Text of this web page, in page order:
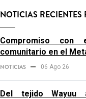
NOTICIAS RECIENTES
Compromiso con
comunitario en el
NOTICIAS 06 Ago 26
Del tejido Wayuu